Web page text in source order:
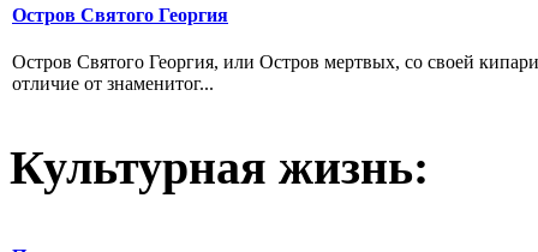
Остров Святого Георгия
Остров Святого Георгия, или Остров мертвых, со своей
отличие от знаменитог...
Культурная жизнь: